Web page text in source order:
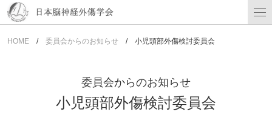
HOME 委員会からのお知らせ 小児頭部外傷検討委員会
委員会からのお知らせ
小児頭部外傷検討委員会